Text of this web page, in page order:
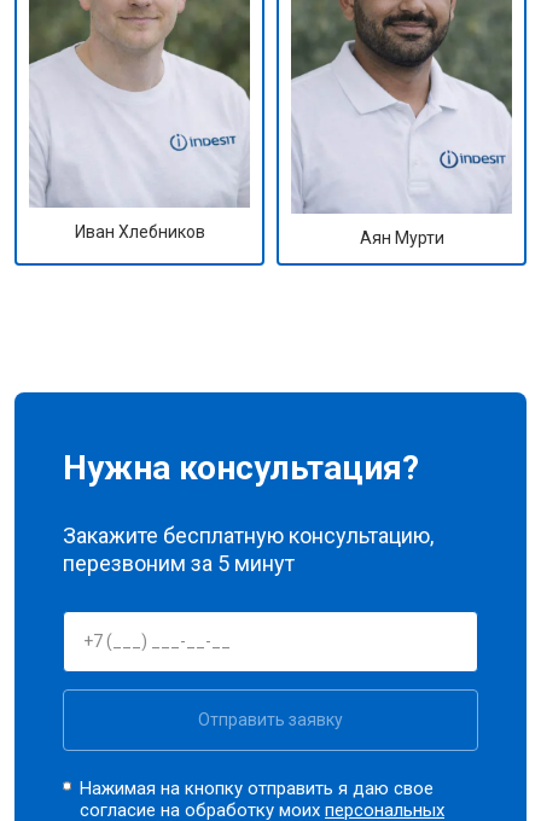
Иван Хлебников Аян Мурти
Нужна консультация?
Закажите бесплатную консультацию,
перезвоним за 5 минут
Отправить заявку
Нажимая на кнопку отправить я даю свое
согласие на обработку моихперсональных